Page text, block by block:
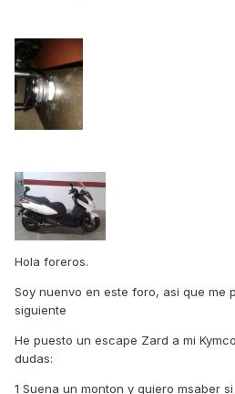
Hola foreros.
Soy nuenvo en este foro, asi que me
siguiente
He puesto un escape Zard a mi
dudas:
1 Suena un monton y quiero msaber